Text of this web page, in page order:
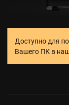
Доступно для
Вашего ПК в